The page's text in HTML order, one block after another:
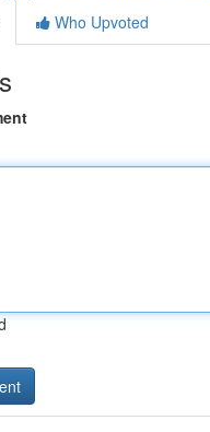
Who Upvoted